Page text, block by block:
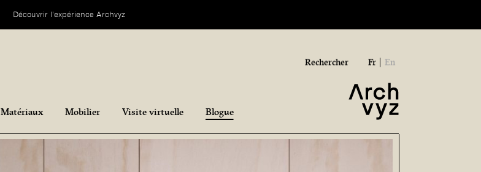
Découvrir l'expérience Archvyz
Matériaux Mobilier Visite virtuelle Blogue
Rechercher Fr En